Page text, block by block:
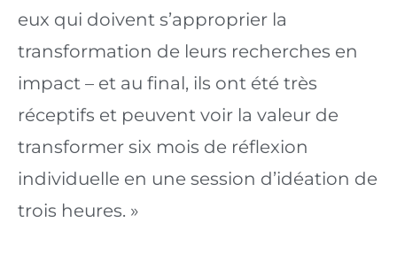
eux qui doivent s’approprier la
transformation de leurs recherches en
impact – et au final, ils ont été très
réceptifs et peuvent voir la valeur de
transformer six mois de réflexion
individuelle en une session d’idéation de
trois heures. »